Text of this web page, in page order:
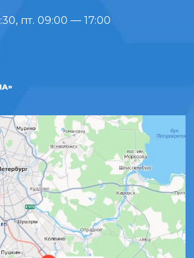
пт. 09:00 — 17:00